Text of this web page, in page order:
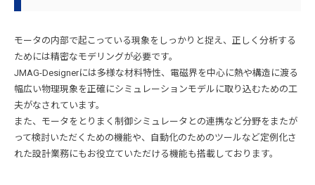
モータの内部で起こっている現象をしっかりと捉え、正しく分析する
ためには精密なモデリングが必要です。
JMAG-Designerには多様な材料特性、電磁界を中心に熱や構造に渡る
幅広い物理現象を正確にシミュレーションモデルに取り込むための工
夫がなされています。
また、モータをとりまく制御シミュレータとの連携など分野をまたが
って検討いただくための機能や、自動化のためのツールなど定例化さ
れた設計業務にもお役立ていただける機能も搭載しております。